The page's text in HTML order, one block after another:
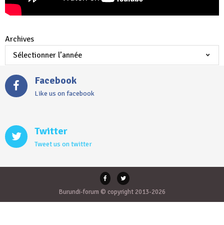
Archives
Facebook
Like us on facebook
Twitter
Tweet us on twitter
Burundi-forum © copyright 2013-2026